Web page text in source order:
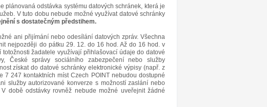
plánovaná odstávka systému datových schránek, která je
V tuto dobu nebude možné využívat datové schránky
s dostatečným předstihem.
ani přijímání nebo odesílání datových zpráv. Všechna
nejpozději do pátku 29. 12. do 16 hod. Až do 16 hod. v
žadatele využívají přihlašovací údaje do datové
České správy sociálního zabezpečení nebo služby
získat do datové schránky elektronické výpisy (např. z
247 kontaktních míst Czech POINT nebudou dostupné
služby autorizované konverze s možností zaslání nebo
době odstávky rovněž nebude možné uveřejnit žádné